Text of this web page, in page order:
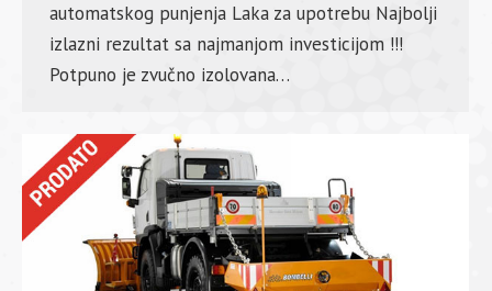
automatskog punjenja Laka za upotrebu Najbolji
izlazni rezultat sa najmanjom investicijom !!!
Potpuno je zvučno izolovana…